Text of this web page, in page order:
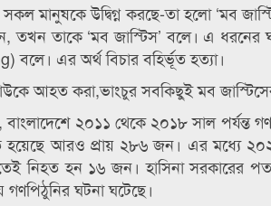
মানুষকে উদ্বিগ্ন করছে-তা হলো ‘মব
তাকে ‘মব জাস্টিস’ বলে। এ ধরনের
বলে। এর অর্থ বিচার বহির্ভূত হত্যা।
আহত করা,ভাংচুর সবকিছুই মব
২০১১ থেকে ২০১৮ সাল
আরও প্রায় ২৮৬ জন। এর মধ্যে
নিহত হন ১৬ জন। হাসিনা সরকারের
গণপিঠুনির ঘটনা ঘটেছে।